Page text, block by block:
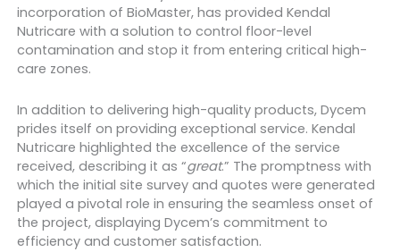
incorporation of BioMaster, has provided Kendal
Nutricare with a solution to control floor-level
contamination and stop it from entering critical high-
care zones.
In addition to delivering high-quality products, Dycem
prides itself on providing exceptional service. Kendal
Nutricare highlighted the excellence of the service
received, describing it as “great.” The promptness with
which the initial site survey and quotes were generated
played a pivotal role in ensuring the seamless onset of
the project, displaying Dycem’s commitment to
efficiency and customer satisfaction.